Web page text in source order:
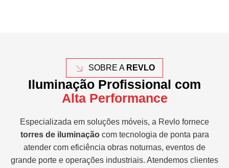
SOBRE A REVLO
Iluminação Profissional com
Alta Performance
Especializada em soluções móveis, a Revlo fornece
torres de iluminaçãocom tecnologia de ponta para
atender com eficiência obras noturnas, eventos de
grande porte e operações industriais. Atendemos clientes